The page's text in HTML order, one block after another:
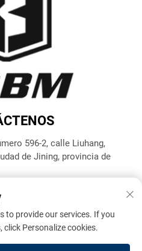
596-2, calle Liuhang,
de Jining, provincia de
Benma Engineering Machinery
to provide our services. If you
Personalize cookies.